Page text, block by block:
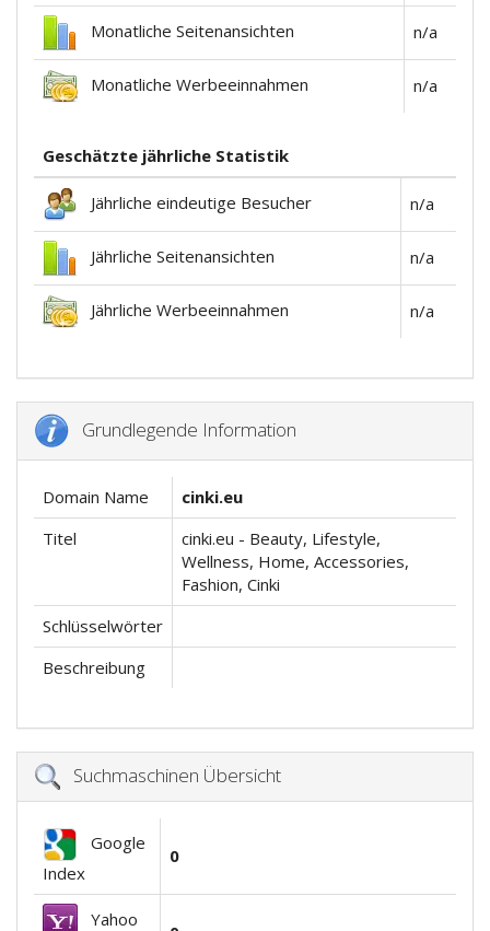
Monatliche Seitenansichten n/a
Monatliche Werbeeinnahmen n/a
Geschätzte jährliche Statistik
Jährliche eindeutige Besucher n/a
Jährliche Seitenansichten n/a
Jährliche Werbeeinnahmen n/a
Grundlegende Information
Domain Name
cinki.eu
Titel
cinki.eu - Beauty, Lifestyle,
Wellness, Home, Accessories,
Fashion, Cinki
Schlüsselwörter
Beschreibung
Suchmaschinen Übersicht
Google
Index
0
Yahoo